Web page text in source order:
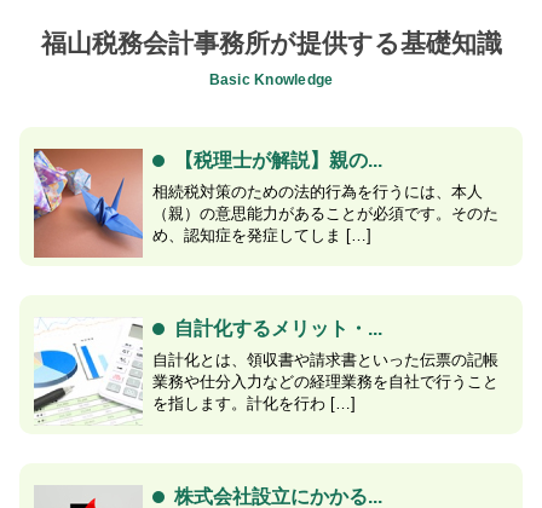
福山税務会計事務所が提供する基礎知識
Basic Knowledge
【税理士が解説】親の...
相続税対策のための法的行為を行うには、本人
（親）の意思能力があることが必須です。そのた
め、認知症を発症してしま […]
自計化するメリット・...
自計化とは、領収書や請求書といった伝票の記帳
業務や仕分入力などの経理業務を自社で行うこと
を指します。計化を行わ […]
株式会社設立にかかる...